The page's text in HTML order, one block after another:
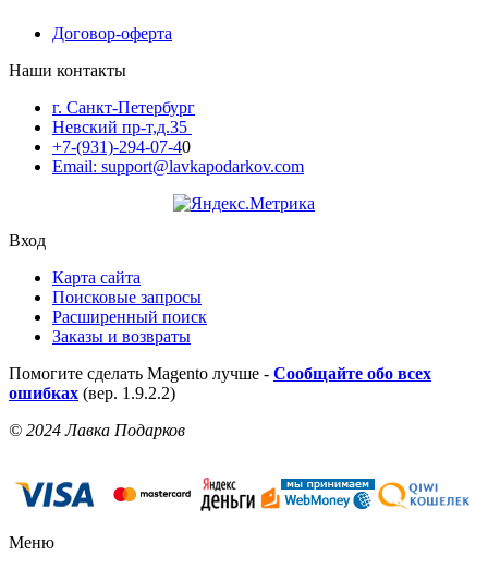
Договор-оферта
Наши контакты
г. Санкт-Петербург
Невский пр-т,д.35
+7-(931)-294-07-40
Email: support@lavkapodarkov.com
Вход
Карта сайта
Поисковые запросы
Расширенный поиск
Заказы и возвраты
Помогите сделать Magento лучше - Сообщайте обо всех
ошибках (вер. 1.9.2.2)
© 2024 Лавка Подарков
Меню